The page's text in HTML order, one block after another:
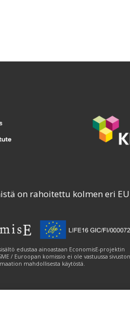
on rahoitettu kolmen eri
edustaa ainoastaan EconomisE-projektin
/ Euroopan komissio ei ole vastuussa sivuston
mahdollisesta käytöstä.